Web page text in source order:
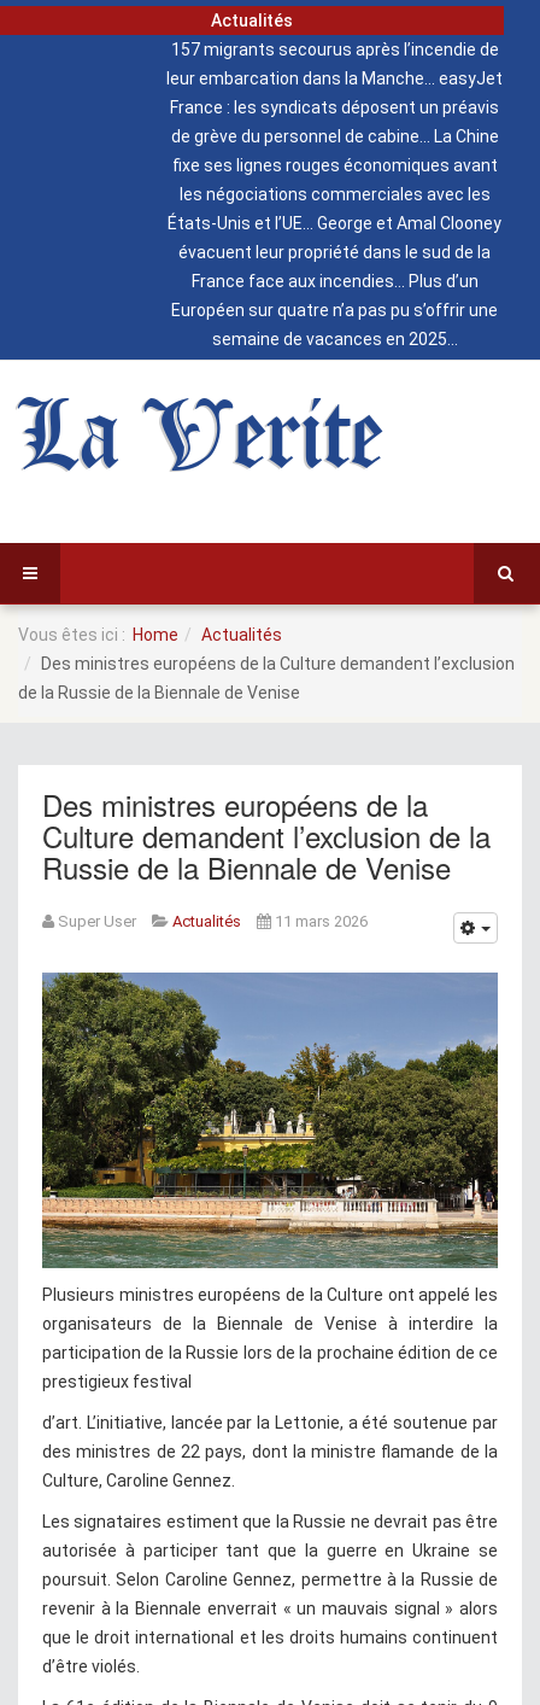
Actualités
157 migrants secourus après l’incendie de
leur embarcation dans la Manche
easyJet
France : les syndicats déposent un préavis
de grève du personnel de cabine
La Chine
fixe ses lignes rouges économiques avant
les négociations commerciales avec les
États-Unis et l’UE
George et Amal Clooney
évacuent leur propriété dans le sud de la
France face aux incendies
Plus d’un
Européen sur quatre n’a pas pu s’offrir une
semaine de vacances en 2025
La Verite
Vous êtes ici : Home
Actualités
Des ministres européens de la Culture demandent l’exclusion
de la Russie de la Biennale de Venise
Des ministres européens de la
Culture demandent l’exclusion de la
Russie de la Biennale de Venise
Super User Actualités 11 mars 2026
Plusieurs ministres européens de la Culture ont appelé les
organisateurs de la Biennale de Venise à interdire la
participation de la Russie lors de la prochaine édition de ce
prestigieux festival
d’art. L’initiative, lancée par la Lettonie, a été soutenue par
des ministres de 22 pays, dont la ministre flamande de la
Culture, Caroline Gennez.
Les signataires estiment que la Russie ne devrait pas être
autorisée à participer tant que la guerre en Ukraine se
poursuit. Selon Caroline Gennez, permettre à la Russie de
revenir à la Biennale enverrait « un mauvais signal » alors
que le droit international et les droits humains continuent
d’être violés.